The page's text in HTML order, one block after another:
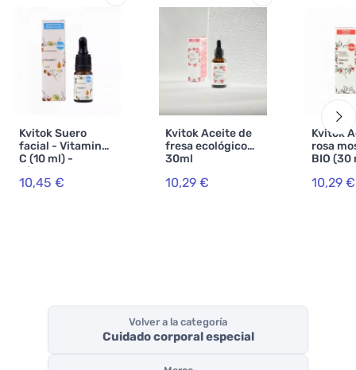
Kvitok Suero
facial - Vitamina
C (10 ml) -
efectos
antienvejecimien
10,45 €
Kvitok Aceite de
fresa ecológico
30ml
10,29 €
Kvitok
rosa
BIO (30
10,29 €
Volver a la categoría
Cuidado corporal especial